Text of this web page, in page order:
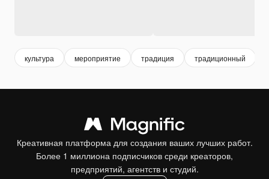
культура мероприятие традиция традиционный
Креативная платформа для создания ваших лучших работ.
Более 1 миллиона подписчиков среди креаторов,
предприятий, агентств и студий.